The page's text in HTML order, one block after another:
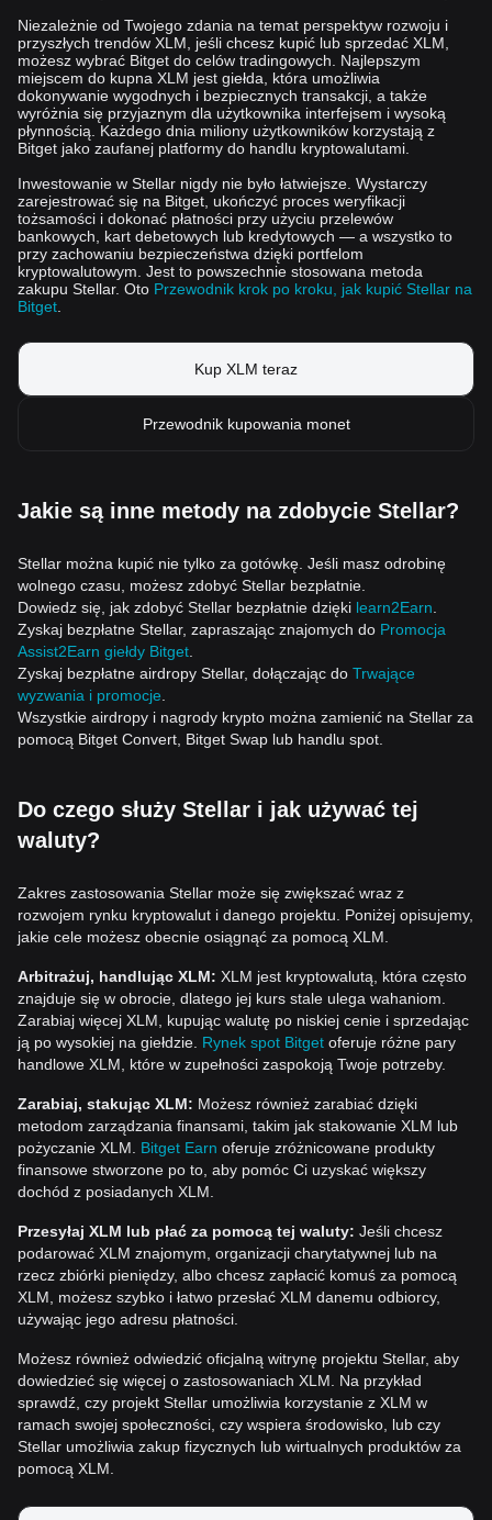
Niezależnie od Twojego zdania na temat perspektyw rozwoju i
przyszłych trendów XLM, jeśli chcesz kupić lub sprzedać XLM,
możesz wybrać Bitget do celów tradingowych. Najlepszym
miejscem do kupna XLM jest giełda, która umożliwia
dokonywanie wygodnych i bezpiecznych transakcji, a także
wyróżnia się przyjaznym dla użytkownika interfejsem i wysoką
płynnością. Każdego dnia miliony użytkowników korzystają z
Bitget jako zaufanej platformy do handlu kryptowalutami.
Inwestowanie w Stellar nigdy nie było łatwiejsze. Wystarczy
zarejestrować się na Bitget, ukończyć proces weryfikacji
tożsamości i dokonać płatności przy użyciu przelewów
bankowych, kart debetowych lub kredytowych — a wszystko to
przy zachowaniu bezpieczeństwa dzięki portfelom
kryptowalutowym. Jest to powszechnie stosowana metoda
zakupu Stellar. Oto Przewodnik krok po kroku, jak kupić Stellar na
Bitget
Kup XLM teraz
Przewodnik kupowania monet
Jakie są inne metody na zdobycie Stellar?
Stellar można kupić nie tylko za gotówkę. Jeśli masz odrobinę
wolnego czasu, możesz zdobyć Stellar bezpłatnie.
Dowiedz się, jak zdobyć Stellar bezpłatnie dzięki learn2Earn
Zyskaj bezpłatne Stellar, zapraszając znajomych do Promocja
Assist2Earn giełdy Bitget
Zyskaj bezpłatne airdropy Stellar, dołączając do Trwające
wyzwania i promocje
Wszystkie airdropy i nagrody krypto można zamienić na Stellar za
pomocą Bitget Convert, Bitget Swap lub handlu spot.
Do czego służy Stellar i jak używać tej
waluty?
Zakres zastosowania Stellar może się zwiększać wraz z
rozwojem rynku kryptowalut i danego projektu. Poniżej opisujemy,
jakie cele możesz obecnie osiągnąć za pomocą XLM.
Arbitrażuj, handlując XLM: XLM jest kryptowalutą, która często
znajduje się w obrocie, dlatego jej kurs stale ulega wahaniom.
Zarabiaj więcej XLM, kupując walutę po niskiej cenie i sprzedając
ją po wysokiej na giełdzie. Rynek spot Bitget oferuje różne pary
handlowe XLM, które w zupełności zaspokoją Twoje potrzeby.
Zarabiaj, stakując XLM: Możesz również zarabiać dzięki
metodom zarządzania finansami, takim jak stakowanie XLM lub
pożyczanie XLM. Bitget Earn oferuje zróżnicowane produkty
finansowe stworzone po to, aby pomóc Ci uzyskać większy
dochód z posiadanych XLM.
Przesyłaj XLM lub płać za pomocą tej waluty: Jeśli chcesz
podarować XLM znajomym, organizacji charytatywnej lub na
rzecz zbiórki pieniędzy, albo chcesz zapłacić komuś za pomocą
XLM, możesz szybko i łatwo przesłać XLM danemu odbiorcy,
używając jego adresu płatności.
Możesz również odwiedzić oficjalną witrynę projektu Stellar, aby
dowiedzieć się więcej o zastosowaniach XLM. Na przykład
sprawdź, czy projekt Stellar umożliwia korzystanie z XLM w
ramach swojej społeczności, czy wspiera środowisko, lub czy
Stellar umożliwia zakup fizycznych lub wirtualnych produktów za
pomocą XLM.